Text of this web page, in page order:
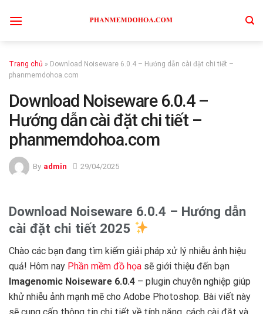
Trang chủ » Download Noiseware 6.0.4 – Hướng dẫn cài đặt chi tiết –
phanmemdohoa.com
Download Noiseware 6.0.4 –
Hướng dẫn cài đặt chi tiết –
phanmemdohoa.com
By admin 29/04/2025
Download Noiseware 6.0.4 – Hướng dẫn
cài đặt chi tiết 2025
Chào các bạn đang tìm kiếm giải pháp xử lý nhiễu ảnh hiệu
quả! Hôm nay Phần mềm đồ họa sẽ giới thiệu đến bạn
Imagenomic Noiseware 6.0.4 – plugin chuyên nghiệp giúp
khử nhiễu ảnh mạnh mẽ cho Adobe Photoshop. Bài viết này